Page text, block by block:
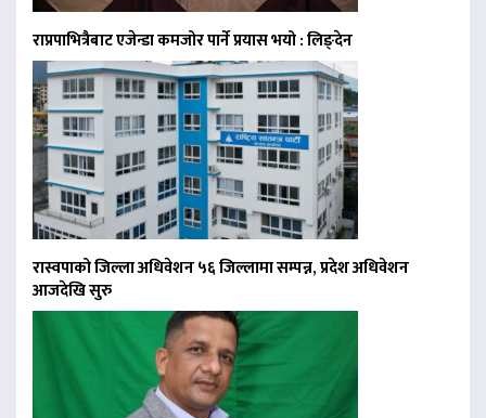
राप्रपाभित्रैबाट एजेन्डा कमजोर पार्ने प्रयास भयो : लिङ्देन
रास्वपाको जिल्ला अधिवेशन ५६ जिल्लामा सम्पन्न, प्रदेश अधिवेशन
आजदेखि सुरु